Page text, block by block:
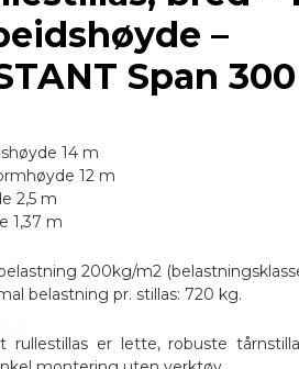
–
Span 300
14 m
12 m
2,5 m
1,37 m
200kg/m2
belastning pr. stillas: 720 kg.
rullestillas er lette, robuste